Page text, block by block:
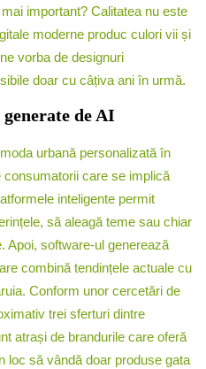
important? Calitatea nu este
moderne produc culori vii și
vorba de designuri
doar cu câțiva ani în urmă.
de AI
urbană personalizată în
consumatorii care se implică
inteligente permit
să aleagă teme sau chiar
Apoi, software-ul generează
combină tendințele actuale cu
Conform unor cercetări de
trei sferturi dintre
atrași de brandurile care oferă
loc să vândă doar produse gata